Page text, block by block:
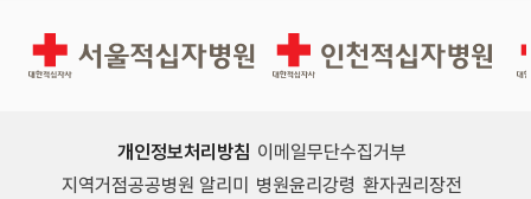
서울적십자병원 인천적십자병원
개인정보처리방침 이메일무단수집거부
지역거점공공병원 알리미
병원윤리강령 환자권리장전